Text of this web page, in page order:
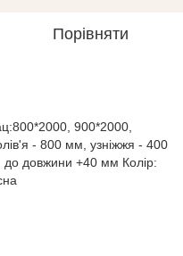
Порівняти
900*2000,
- 800 мм, узніжжя - 400
довжини +40 мм Колір: